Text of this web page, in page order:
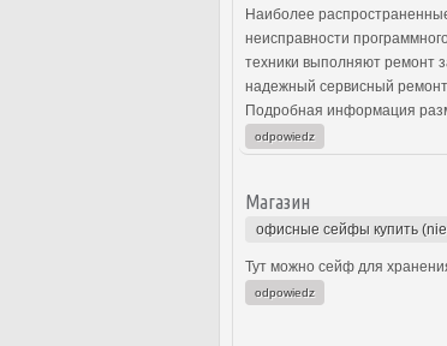
Наиболее
неисправности
техники выполняют ремонт
надежный сервисный ремонт
Подробная информация
odpowiedz
Магазин
офисные сейфы купить
Тут можно сейф для
odpowiedz